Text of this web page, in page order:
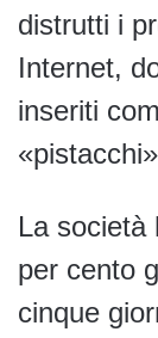
distrutti i
Internet,
inseriti
La società
per cento
cinque